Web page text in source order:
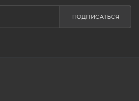
ПОДПИСАТЬСЯ